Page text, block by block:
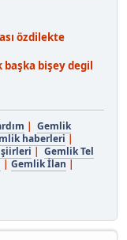
özdilekte
bişey degil
| Gemlik
haberleri |
| Gemlik Tel
| Gemlik İlan |